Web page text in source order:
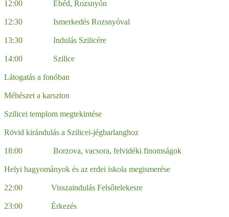
12:00 Ebéd, Rozsnyón
12:30 Ismerkedés Rozsnyóval
13:30 Indulás Szilicére
14:00 Szilice
Látogatás a fonóban
Méhészet a karszton
Szilicei templom megtekintése
Rövid kirándulás a Szilicei-jégbarlanghoz
18:00 Borzova, vacsora, felvidéki finomságok
Helyi hagyományok és az erdei iskola megismerése
22:00 Visszaindulás Felsőtelekesre
23:00 Érkezés